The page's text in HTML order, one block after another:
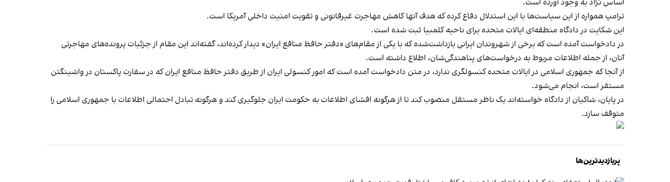
ترامپ همواره از این سیاست‌ها با این استدلال دفاع کرده که هدف آنها کاهش مهاجرت غیرقانونی و تقویت امنیت داخلی آمریکا است.
این شکایت در دادگاه منطقه‌ای ایالات متحده برای ناحیه کلمبیا ثبت شده است.
در دادخواست آمده است که برخی از شهروندان ایرانی بازداشت‌شده که با یکی از مقام‌های «دفتر حافظ منافع ایران» دیدار کرده‌اند، گفته‌اند این مقام از جزئیات پرونده‌های مهاجرتی
آنان، از جمله اطلاعات مربوط به درخواست‌های پناهندگی‌شان، اطلاع داشته است.
از آنجا که جمهوری اسلامی در ایالات متحده کنسولگری ندارد، در متن دادخواست آمده است که امور کنسولی ایران از طریق دفتر حافظ منافع ایران که در سفارت پاکستان در واشینگتن
مستقر است، انجام می‌شود.
در پایان، شاکیان از دادگاه خواسته‌اند یک ناظر مستقل منصوب کند تا از هرگونه افشای اطلاعات به حکومت ایران جلوگیری کند و هرگونه تبادل احتمالی اطلاعات با جمهوری اسلامی را
متوقف سازد.
پربازدیدترین‌ها